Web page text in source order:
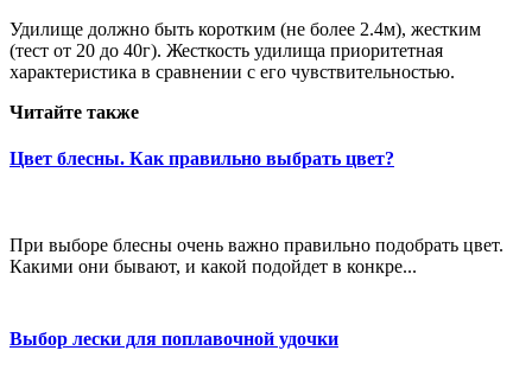
Удилище должно быть коротким (не более 2.4м), жестким
(тест от 20 до 40г). Жесткость удилища приоритетная
характеристика в сравнении с его чувствительностью.
Читайте также
Цвет блесны. Как правильно выбрать цвет?
При выборе блесны очень важно правильно подобрать цвет.
Какими они бывают, и какой подойдет в конкре...
Выбор лески для поплавочной удочки